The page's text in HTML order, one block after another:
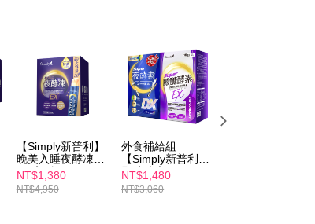
【Simply新普利】
晚美入睡夜酵凍
(50入/盒)
NT$1,380
NT$4,950
外食補給組
【Simply新普利】
殿醣酵素錠EX30
錠+超級夜酵素
DX30錠(1+1)
NT$1,480
NT$3,060